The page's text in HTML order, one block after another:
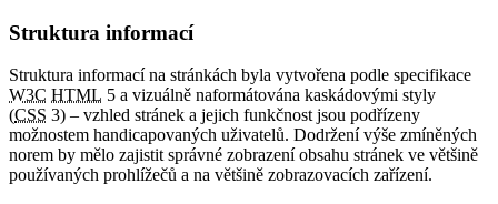
Struktura informací
Struktura informací na stránkách byla vytvořena podle specifikace
W3C HTML 5 a vizuálně naformátována kaskádovými styly
(CSS 3) – vzhled stránek a jejich funkčnost jsou podřízeny
možnostem handicapovaných uživatelů. Dodržení výše zmíněných
norem by mělo zajistit správné zobrazení obsahu stránek ve většině
používaných prohlížečů a na většině zobrazovacích zařízení.